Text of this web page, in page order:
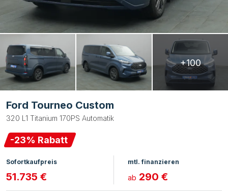
+100
Ford Tourneo Custom
320 L1 Titanium 170PS Automatik
-23% Rabatt
Sofortkaufpreis
51.735 €
mtl. finanzieren
ab 290 €